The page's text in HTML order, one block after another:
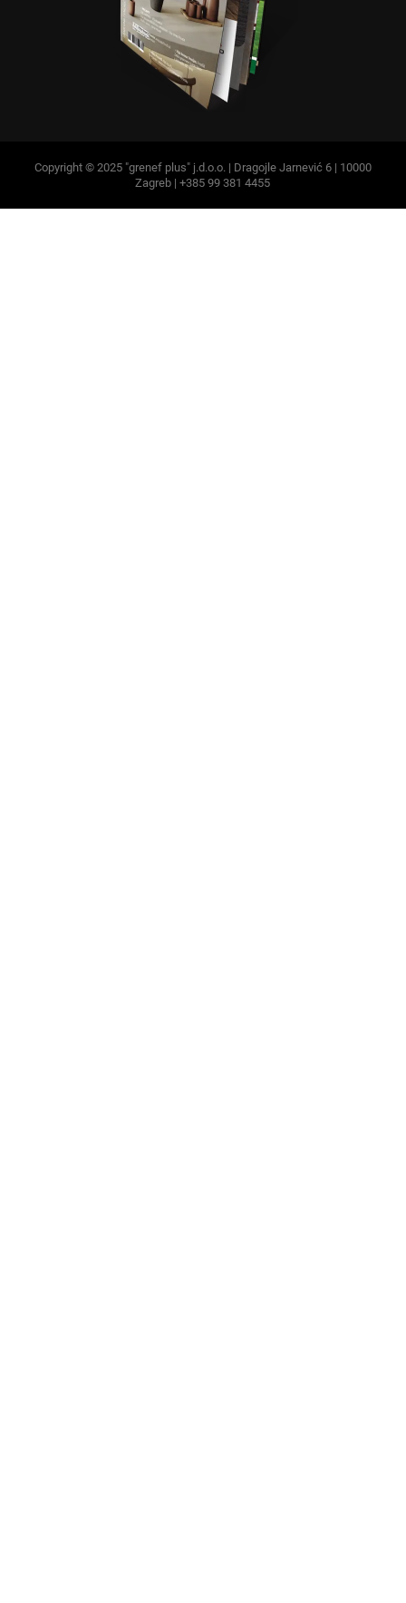
Copyright © 2025 "grenef plus" j.d.o.o. | Dragojle Jarnević 6 | 10000
Zagreb | +385 99 381 4455